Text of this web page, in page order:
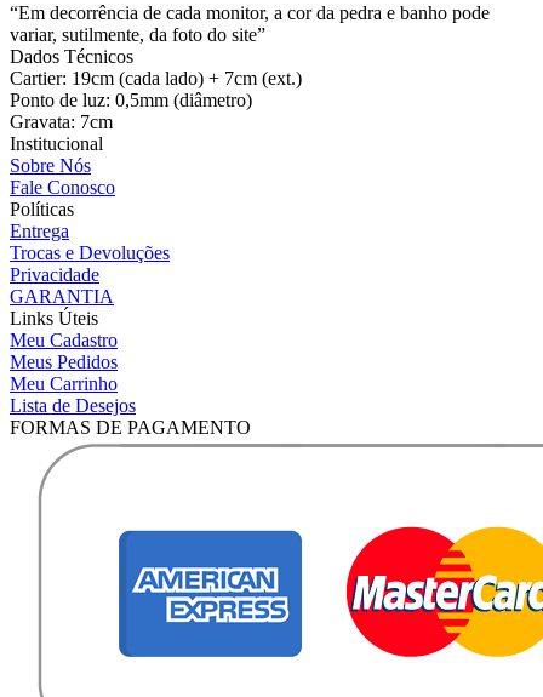
“Em decorrência de cada monitor, a cor da pedra e banho pode
variar, sutilmente, da foto do site”
Dados Técnicos
Cartier: 19cm (cada lado) + 7cm (ext.)
Ponto de luz: 0,5mm (diâmetro)
Gravata: 7cm
Institucional
Sobre Nós
Fale Conosco
Políticas
Entrega
Trocas e Devoluções
Privacidade
GARANTIA
Links Úteis
Meu Cadastro
Meus Pedidos
Meu Carrinho
Lista de Desejos
FORMAS DE PAGAMENTO